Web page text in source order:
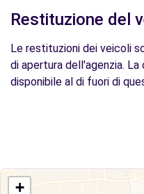
Restituzione del
Le restituzioni dei veicoli
di apertura dell'agenzia.
disponibile al di fuori di
+